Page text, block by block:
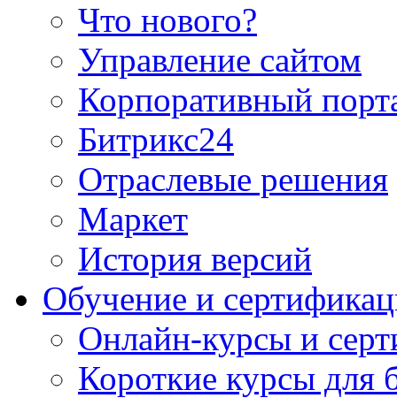
Что нового?
Управление сайтом
Корпоративный
Битрикс24
Отраслевые решения
Маркет
История версий
Обучение и
Онлайн-курсы и
Короткие курсы для